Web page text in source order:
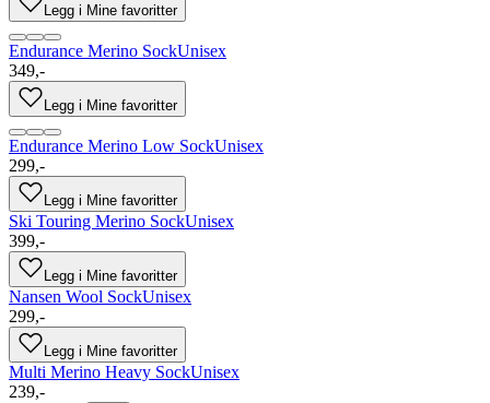
Legg i Mine favoritter
Endurance Merino SockUnisex
349,-
Legg i Mine favoritter
Endurance Merino Low SockUnisex
299,-
Legg i Mine favoritter
Ski Touring Merino SockUnisex
399,-
Legg i Mine favoritter
Nansen Wool SockUnisex
299,-
Legg i Mine favoritter
Multi Merino Heavy SockUnisex
239,-